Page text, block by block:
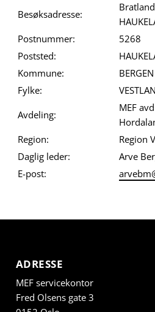
Besøksadresse:
Postnummer:
5268
Poststed:
Kommune:
BERGEN
Fylke:
Avdeling:
MEF
Region:
Region
Daglig leder:
Arve
E-post:
ADRESSE
MEF servicekontor
Fred Olsens gate 3